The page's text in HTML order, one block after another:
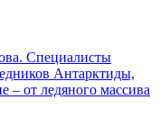
Специалисты
Антарктиды,
– от ледяного массива